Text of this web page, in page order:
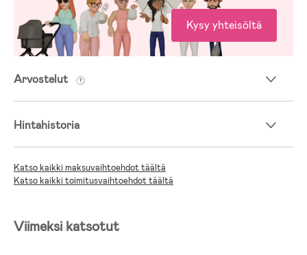
viidakossa se voi välillä olla vaikeaa. Helpottaaksemme tätä tärkeää
valintaa olemme koonneet turvaistuinoppaan:
Jollyroomin Turvaistuinopas
Kysy yhteisöltä
Arvostelut
Hintahistoria
Katso kaikki maksuvaihtoehdot täältä
Katso kaikki toimitusvaihtoehdot täältä
Viimeksi katsotut